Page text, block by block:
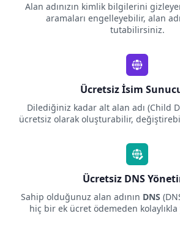
Alan adınızın kimlik bilgilerini
aramaları engelleyebilir, alan
tutabilirsiniz.
Ücretsiz İsim
Dilediğiniz kadar alt alan adı (Child
ücretsiz olarak oluşturabilir,
Ücretsiz DNS
Sahip olduğunuz alan adının DNS
hiç bir ek ücret ödemeden